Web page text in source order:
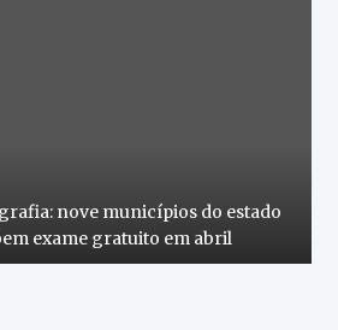
nove municípios do estado
exame gratuito em abril